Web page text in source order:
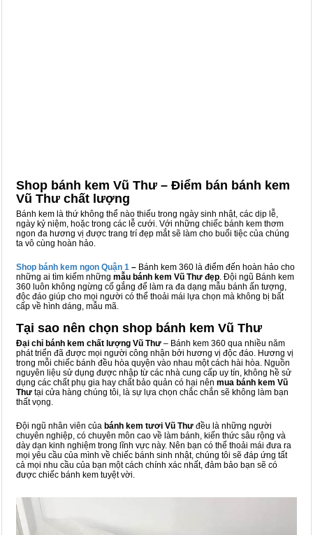
Shop bánh kem Vũ Thư – Điểm bán bánh kem
Vũ Thư chất lượng
Bánh kem là thứ không thể nào thiếu trong ngày sinh nhật, các dịp lễ,
ngày kỷ niệm, hoặc trong các lễ cưới. Với những chiếc bánh kem thơm
ngon đa hương vị được trang trí đẹp mắt sẽ làm cho buổi tiệc của chúng
ta vô cùng hoàn hảo.
Shop bánh kem ngon Quận 1 – Bánh kem 360 là điểm đến hoàn hảo cho
những ai tìm kiếm những mẫu bánh kem Vũ Thư đẹp. Đội ngũ Bánh kem
360 luôn không ngừng cố gắng để làm ra đa dạng mẫu bánh ấn tượng,
độc đáo giúp cho mọi người có thể thoải mái lựa chọn mà không bị bất
cấp về hình dáng, mẫu mã.
Tại sao nên chọn shop bánh kem Vũ Thư
Đại chỉ bánh kem chất lượng Vũ Thư – Bánh kem 360 qua nhiều năm
phát triển đã được mọi người công nhận bởi hương vị độc đáo. Hương vị
trong mỗi chiếc bánh đều hòa quyện vào nhau một cách hài hòa. Nguồn
nguyên liệu sử dụng được nhập từ các nhà cung cấp uy tín, không hề sử
dụng các chất phụ gia hay chất bảo quản có hại nên mua bánh kem Vũ
Thư tại cửa hàng chúng tôi, là sự lựa chọn chắc chắn sẽ không làm bạn
thất vọng.
Đội ngũ nhân viên của bánh kem tươi Vũ Thư đều là những người
chuyên nghiệp, có chuyên môn cao về làm bánh, kiến thức sâu rộng và
dày dạn kinh nghiệm trong lĩnh vực này. Nên bạn có thể thoải mái đưa ra
mọi yêu cầu của mình về chiếc bánh sinh nhật, chúng tôi sẽ đáp ứng tất
cả mọi nhu cầu của bạn một cách chính xác nhất, đảm bảo bạn sẽ có
được chiếc bánh kem tuyệt vời.